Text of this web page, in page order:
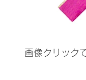
画像クリック